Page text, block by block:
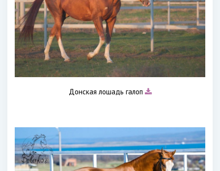
Донская лошадь галоп